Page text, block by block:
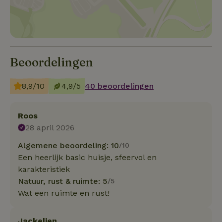
Beoordelingen
8,9/10 4,9/5 40 beoordelingen
Roos
28 april 2026
Algemene beoordeling: 10/10
Een heerlijk basic huisje, sfeervol en
karakteristiek
Natuur, rust & ruimte: 5/5
Wat een ruimte en rust!